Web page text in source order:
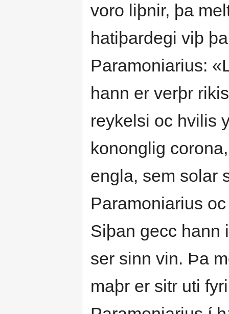
voro liþnir, þa
hatiþardegi viþ
Paramoniarius:
hann er verþr
reykelsi oc hvilis
kononglig
engla, sem solar
Paramoniarius
Siþan gecc hann
ser sinn vin. Þa
maþr er sitr uti